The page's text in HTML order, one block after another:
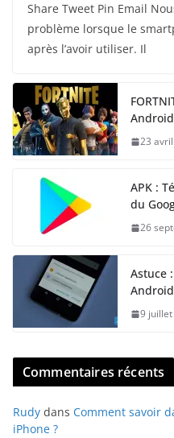
Share Tweet Pin Email
problème lorsque le
après l’avoir utiliser. Il
Android
23
APK :
du
26
Astuce
Android
9
Commentaires récents
Rudy dans Comment savoir
iPhone ?